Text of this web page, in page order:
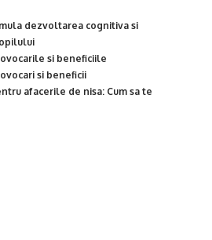
dezvoltarea cognitiva si
si beneficiile
si beneficii
afacerile de nisa: Cum sa te